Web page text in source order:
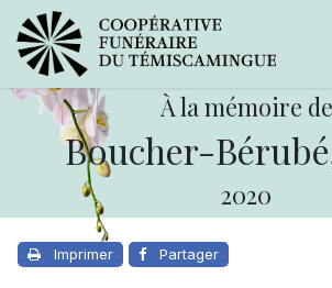
À la mémoire de
Boucher-
2020
Imprimer Partager